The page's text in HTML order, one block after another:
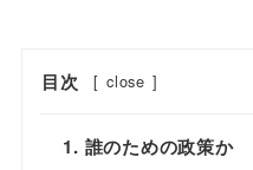
目次 [ close ]
1. 誰のための政策か